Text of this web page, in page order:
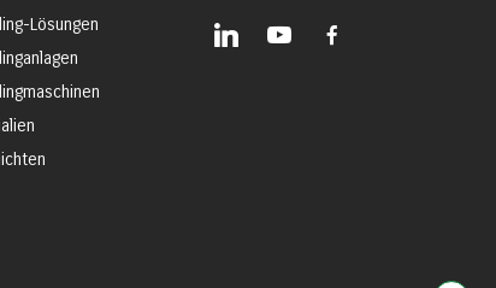
Lösungen
linkedin youtube
facebook-